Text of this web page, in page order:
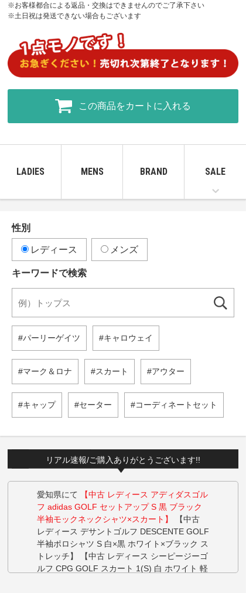
※お客様都合による返品・交換はできませんのでご了承下さい
※土日祝は発送できない場合もございます
この商品をカートに入れる
LADIES MENS BRAND SALE
性別
レディース メンズ
キーワードで検索
パーリーゲイツ キャロウェイ
マーク＆ロナ スカート アウター
キャップ セーター コーディネートセット
リアル速報/ご購入ありがとうございます!!
愛知県にて
【中古 レディース アディダスゴル
フ adidas GOLF セットアップ S 黒 ブラック
半袖モックネックシャツ×スカート】
【中古
レディース デサントゴルフ DESCENTE GOLF
半袖ポロシャツ S 白×黒 ホワイト×ブラック ス
トレッチ】 【中古 レディース シーピージーゴ
ルフ CPG GOLF スカート 1(S) 白 ホワイト 軽